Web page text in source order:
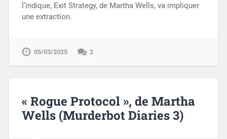
l’indique, Exit Strategy, de Martha Wells, va impliquer
une extraction.
05/03/2025 2
« Rogue Protocol », de Martha
Wells (Murderbot Diaries 3)